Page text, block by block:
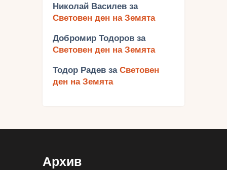
Николай Василев за
Световен ден на Земята
Добромир Тодоров за
Световен ден на Земята
Тодор Радев за Световен
ден на Земята
Архив